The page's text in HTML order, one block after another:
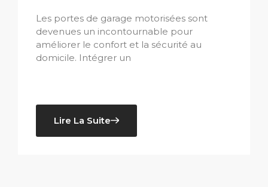
Les portes de garage motorisées sont
devenues un incontournable pour
améliorer le confort et la sécurité au
domicile. Intégrer un
Lire La Suite